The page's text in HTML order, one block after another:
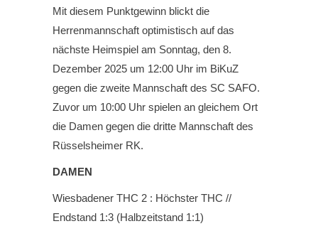
Mit diesem Punktgewinn blickt die
Herrenmannschaft optimistisch auf das
nächste Heimspiel am Sonntag, den 8.
Dezember 2025 um 12:00 Uhr im BiKuZ
gegen die zweite Mannschaft des SC SAFO.
Zuvor um 10:00 Uhr spielen an gleichem Ort
die Damen gegen die dritte Mannschaft des
Rüsselsheimer RK.
DAMEN
Wiesbadener THC 2 : Höchster THC //
Endstand 1:3 (Halbzeitstand 1:1)